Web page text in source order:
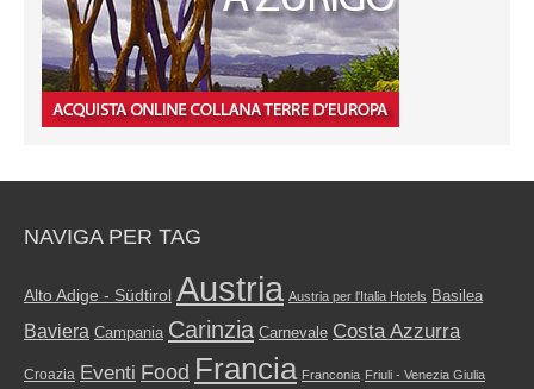
NAVIGA PER TAG
Alto Adige - Südtirol Austria Austria per l'Italia Hotels Basilea
Baviera Campania Carinzia Carnevale Costa Azzurra
Croazia Eventi Food Francia Franconia Friuli - Venezia Giulia